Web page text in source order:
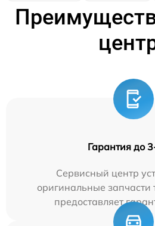
Гарантия до
Сервисный центр
оригинальные запчасти
предоставляет